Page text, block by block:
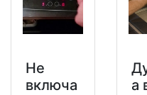
Не
включа
а